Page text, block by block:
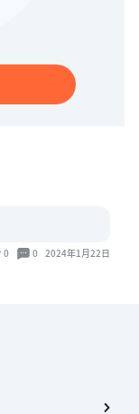
0 0 2024年1月22日